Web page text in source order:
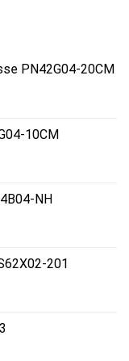
PN42G04-20CM
₫.
10CM
NH
201
₫.